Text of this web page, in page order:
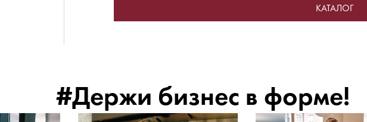
КАТАЛОГ
#Держи бизнес в форме!